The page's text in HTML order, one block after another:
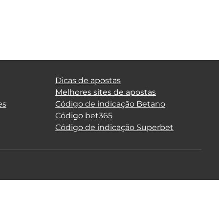
Dicas de apostas
Melhores sites de apostas
Código de indicação Betano
Código bet365
Código de indicação Superbet